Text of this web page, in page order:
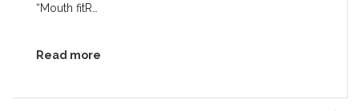
“Mouth fitR…
Read more